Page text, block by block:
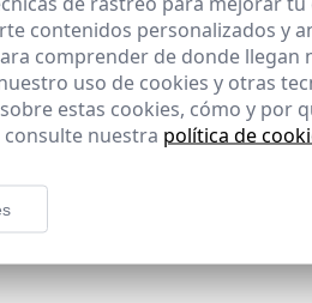
contenidos personalizados y
comprender de donde llegan
uso de cookies y otras
estas cookies, cómo y por
nuestra política de